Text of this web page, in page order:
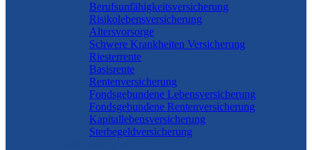
Berufs­unfähigkeitsversicherung
Risikolebensversicherung
Altersvorsorge
Schwere Krankheiten Versicherung
Riesterrente
Basisrente
Rentenversicherung
Fondsgebundene Lebensversicherung
Fondsgebundene Rentenversicherung
Kapitallebensversicherung
Sterbegeldversicherung